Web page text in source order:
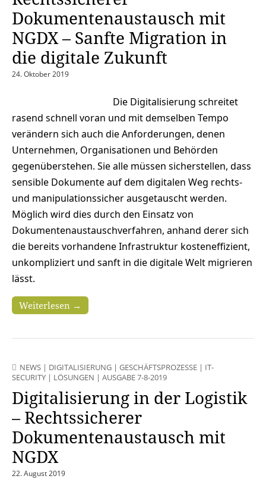
Dokumentenaustausch mit
NGDX – Sanfte Migration in
die digitale Zukunft
24. Oktober 2019
Die Digitalisierung schreitet
rasend schnell voran und mit demselben Tempo
verändern sich auch die Anforderungen, denen
Unternehmen, Organisationen und Behörden
gegenüberstehen. Sie alle müssen sicherstellen, dass
sensible Dokumente auf dem digitalen Weg rechts-
und manipulationssicher ausgetauscht werden.
Möglich wird dies durch den Einsatz von
Dokumentenaustauschverfahren, anhand derer sich
die bereits vorhandene Infrastruktur kosteneffizient,
unkompliziert und sanft in die digitale Welt migrieren
lässt.
Weiterlesen →
NEWS | DIGITALISIERUNG | GESCHÄFTSPROZESSE | IT-
SECURITY | LÖSUNGEN | AUSGABE 7-8-2019
Digitalisierung in der Logistik
– Rechtssicherer
Dokumentenaustausch mit
NGDX
22. August 2019